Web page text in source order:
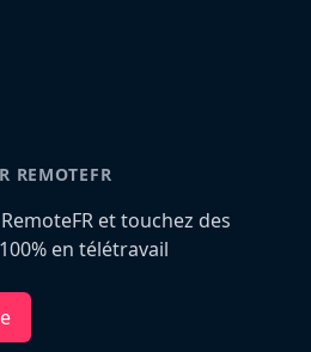
REMOTEFR
et touchez des
en télétravail